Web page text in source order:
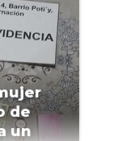
de
un